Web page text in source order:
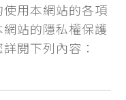
用本網站的各項
站的隱私權保護
閱下列內容：